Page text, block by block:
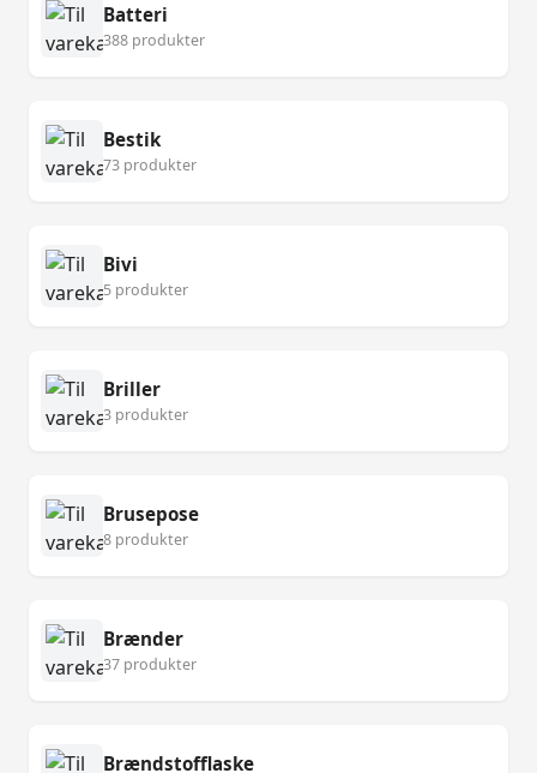
Batteri
388 produkter
Bestik
73 produkter
Bivi
5 produkter
Briller
3 produkter
Brusepose
8 produkter
Brænder
37 produkter
Brændstofflaske